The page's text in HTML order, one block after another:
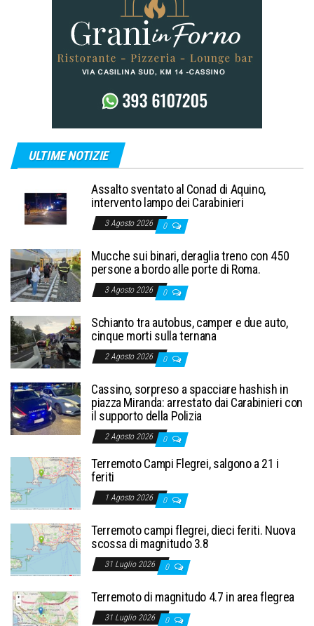
ULTIME NOTIZIE
Assalto sventato al Conad di Aquino,
intervento lampo dei Carabinieri
3 Agosto 2026 0
Mucche sui binari, deraglia treno con 450
persone a bordo alle porte di Roma.
3 Agosto 2026 0
Schianto tra autobus, camper e due auto,
cinque morti sulla ternana
2 Agosto 2026 0
Cassino, sorpreso a spacciare hashish in
piazza Miranda: arrestato dai Carabinieri con
il supporto della Polizia
2 Agosto 2026 0
Terremoto Campi Flegrei, salgono a 21 i
feriti
1 Agosto 2026 0
Terremoto campi flegrei, dieci feriti. Nuova
scossa di magnitudo 3.8
31 Luglio 2026 0
Terremoto di magnitudo 4.7 in area flegrea
31 Luglio 2026 0